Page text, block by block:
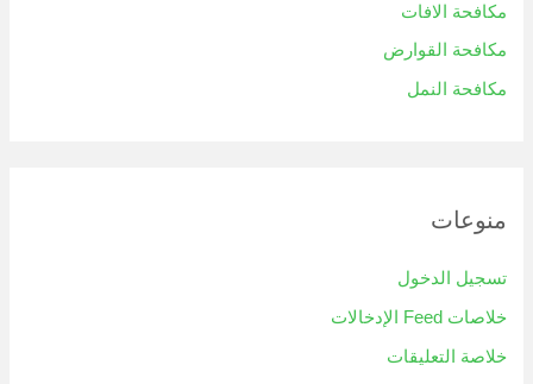
مكافحة الافات
مكافحة القوارض
مكافحة النمل
منوعات
تسجيل الدخول
خلاصات Feed الإدخالات
خلاصة التعليقات